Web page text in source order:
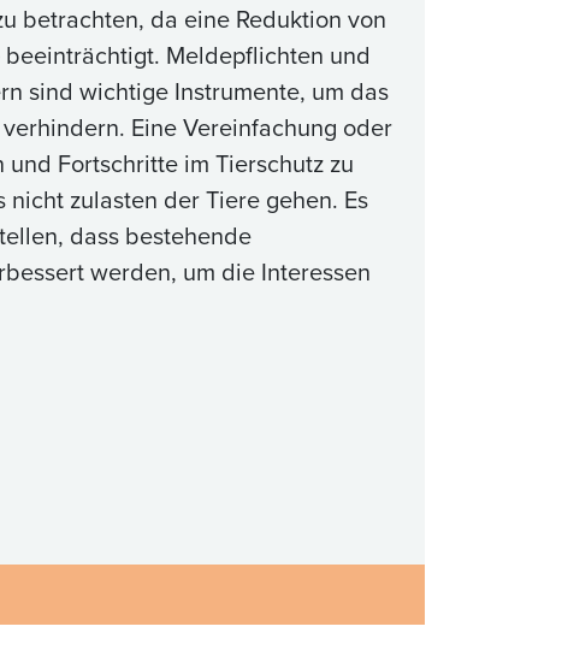
betrachten, da eine Reduktion von
Meldepflichten und
sind wichtige Instrumente, um das
Eine Vereinfachung oder
Fortschritte im Tierschutz zu
zulasten der Tiere gehen. Es
dass bestehende
werden, um die Interessen